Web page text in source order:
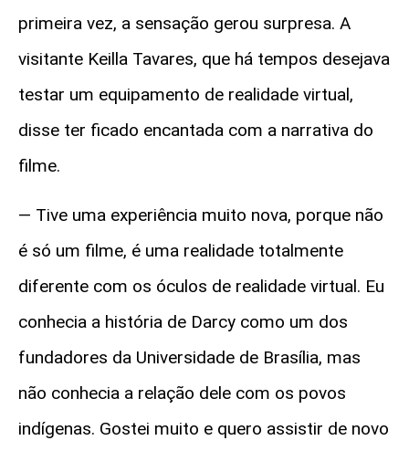
primeira vez, a sensação gerou surpresa. A
visitante Keilla Tavares, que há tempos desejava
testar um equipamento de realidade virtual,
disse ter ficado encantada com a narrativa do
filme.
— Tive uma experiência muito nova, porque não
é só um filme, é uma realidade totalmente
diferente com os óculos de realidade virtual. Eu
conhecia a história de Darcy como um dos
fundadores da Universidade de Brasília, mas
não conhecia a relação dele com os povos
indígenas. Gostei muito e quero assistir de novo